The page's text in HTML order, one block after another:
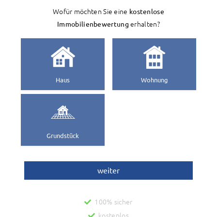
Wofür möchten Sie eine kostenlose
Immobilienbewertung erhalten?
Haus Wohnung
Grundstück
100% sicher
weiter